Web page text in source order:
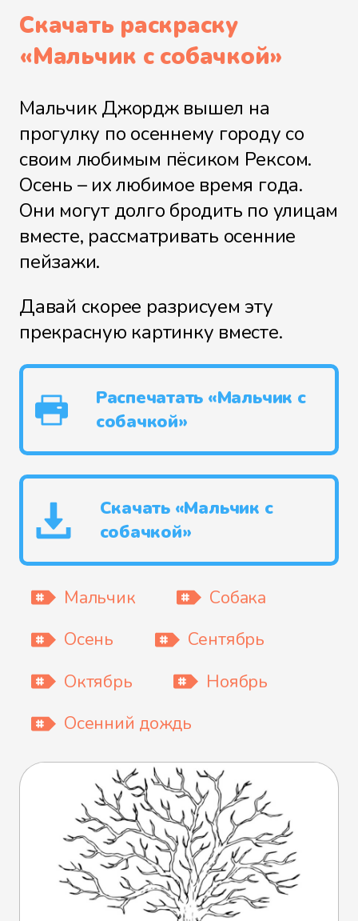
Скачать раскраску
«Мальчик с собачкой»
Мальчик Джордж вышел на
прогулку по осеннему городу со
своим любимым пёсиком Рексом.
Осень – их любимое время года.
Они могут долго бродить по улицам
вместе, рассматривать осенние
пейзажи.
Давай скорее разрисуем эту
прекрасную картинку вместе.
Распечатать «Мальчик с
собачкой»
Скачать «Мальчик с
собачкой»
Мальчик
Собака
Осень
Сентябрь
Октябрь
Ноябрь
Осенний дождь